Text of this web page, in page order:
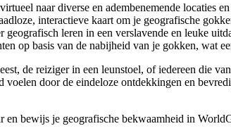
naar diverse en adembenemende locaties
interactieve kaart om je geografische
geografisch leren in een verslavende en leuke
op basis van de nabijheid van je gokken, wat
de reiziger in een leunstoel, of iedereen die
door de eindeloze ontdekkingen en
bewijs je geografische bekwaamheid in